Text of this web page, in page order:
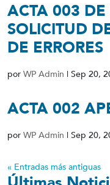
ACTA 003
SOLICITUD
DE ERRORES
por WP Admin | Sep 20,
ACTA 002
por WP Admin | Sep 20,
« Entradas más antiguas